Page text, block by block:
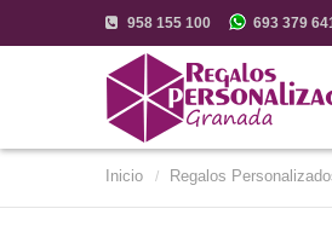
958 155 100 693 379
Inicio / Regalos